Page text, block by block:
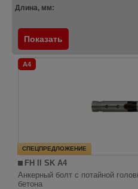
Длина, мм:
Показать
A4
СПЕЦПРЕДЛОЖЕНИЕ
FH II SK A4
Анкерный болт с потайной
бетона